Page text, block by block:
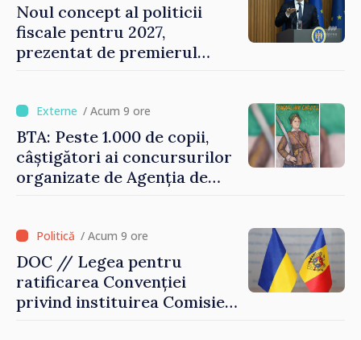
Noul concept al politicii
fiscale pentru 2027,
prezentat de premierul
investițiile, taxăm viciile și
echilibrăm taxarea
consumului”
/ Acum 9 ore
BTA: Peste 1.000 de copii,
câștigători ai concursurilor
organizate de Agenția de
/ Acum 9 ore
DOC // Legea pentru
ratificarea Convenției
privind instituirea Comisiei